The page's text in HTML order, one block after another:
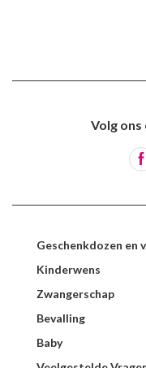
Volg
Geschenkdozen en
Kinderwens
Zwangerschap
Bevalling
Baby